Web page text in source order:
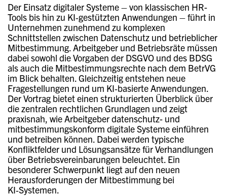
Der Einsatz digitaler Systeme – von klassischen HR-
Tools bis hin zu KI‑gestützten Anwendungen – führt in
Unternehmen zunehmend zu komplexen
Schnittstellen zwischen Datenschutz und betrieblicher
Mitbestimmung. Arbeitgeber und Betriebsräte müssen
dabei sowohl die Vorgaben der DSGVO und des BDSG
als auch die Mitbestimmungsrechte nach dem BetrVG
im Blick behalten. Gleichzeitig entstehen neue
Fragestellungen rund um KI‑basierte Anwendungen.
Der Vortrag bietet einen strukturierten Überblick über
die zentralen rechtlichen Grundlagen und zeigt
praxisnah, wie Arbeitgeber datenschutz- und
mitbestimmungskonform digitale Systeme einführen
und betreiben können. Dabei werden typische
Konfliktfelder und Lösungsansätze für Verhandlungen
über Betriebsvereinbarungen beleuchtet. Ein
besonderer Schwerpunkt liegt auf den neuen
Herausforderungen der Mitbestimmung bei
KI‑Systemen.